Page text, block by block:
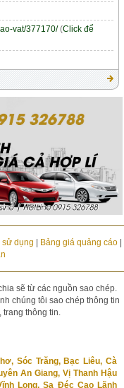
vat/377170/(Click để
sử dụng Bảng giá quảng cáo|
sẽ từ các nguồn sao chép.
chúng tôi sao chép thông tin
trang thông tin.
Sóc Trăng, Bạc Liêu, Cà
An Giang, Vị Thanh Hậu
Long, Sa Đéc Cao Lãnh